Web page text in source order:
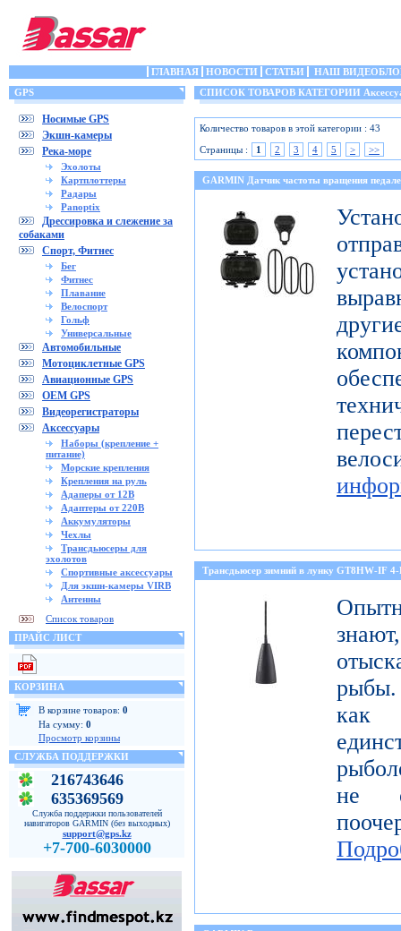
ГЛАВНАЯ НОВОСТИ СТАТЬИ
НАШ
GPS
Носимые GPS
Экшн-камеры
Река-море
Эхолоты
Картплоттеры
Радары
Panoptix
Дрессировка и слежение за
собаками
Спорт, Фитнес
Бег
Фитнес
Плавание
Велоспорт
Гольф
Универсальные
Автомобильные
Мотоциклетные GPS
Авиационные GPS
OEM GPS
Видеорегистраторы
Аксессуары
Наборы (крепление +
питание)
Морские крепления
Крепления на руль
Адаперы от 12В
Адаптеры от 220В
Аккумуляторы
Чехлы
Трансдьюсеры для
эхолотов
Спортивные аксессуары
Для экшн-камеры VIRB
Антенны
Список товаров
ПРАЙС ЛИСТ
КОРЗИНА
В корзине товаров: 0
На сумму: 0
Просмотр корзины
СЛУЖБА ПОДДЕРЖКИ
216743646
635369569
Служба поддержки пользователей
навигаторов GARMIN (без выходных)
support@gps.kz
+7-700-6030000
СПИСОК ТОВАРОВ КАТЕГОРИИ
Количество товаров в этой категории : 43
Страницы :
1 2 3 4 5 > >>
GARMIN Датчик частоты вращения
Трансдьюсер зимний в лунку GT8HW-IF
как
не